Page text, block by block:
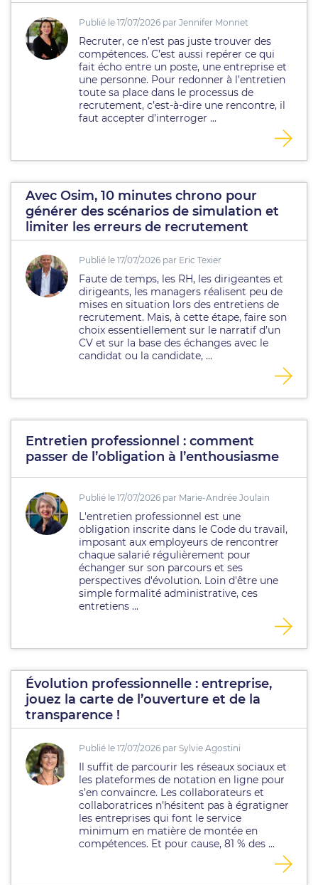
Publié le 17/07/2026 par Jennifer Monnet
Recruter, ce n’est pas juste trouver des
compétences. C’est aussi repérer ce qui
fait écho entre un poste, une entreprise et
une personne. Pour redonner à l’entretien
toute sa place dans le processus de
recrutement, c’est-à-dire une rencontre, il
faut accepter d’interroger ...
Avec Osim, 10 minutes chrono pour
générer des scénarios de simulation et
limiter les erreurs de recrutement
Publié le 17/07/2026 par Eric Texier
Faute de temps, les RH, les dirigeantes et
dirigeants, les managers réalisent peu de
mises en situation lors des entretiens de
recrutement. Mais, à cette étape, faire son
choix essentiellement sur le narratif d’un
CV et sur la base des échanges avec le
candidat ou la candidate, ...
Entretien professionnel : comment
passer de l’obligation à l’enthousiasme
Publié le 17/07/2026 par Marie-Andrée Joulain
L'entretien professionnel est une
obligation inscrite dans le Code du travail,
imposant aux employeurs de rencontrer
chaque salarié régulièrement pour
échanger sur son parcours et ses
perspectives d'évolution. Loin d'être une
simple formalité administrative, ces
entretiens ...
Évolution professionnelle : entreprise,
jouez la carte de l’ouverture et de la
transparence !
Publié le 17/07/2026 par Sylvie Agostini
Il suffit de parcourir les réseaux sociaux et
les plateformes de notation en ligne pour
s’en convaincre. Les collaborateurs et
collaboratrices n’hésitent pas à égratigner
les entreprises qui font le service
minimum en matière de montée en
compétences. Et pour cause, 81 % des ...